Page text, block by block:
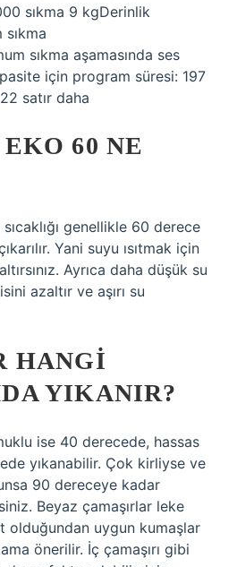
sıkma 9 kgDerinlik
sıkma aşamasında ses
için program süresi: 197
satır daha
60 NE
genellikle 60 derece
Yani suyu ısıtmak için
Ayrıca daha düşük su
azaltır ve aşırı su
HANGI
YIKANIR?
ise 40 derecede, hassas
yıkanabilir. Çok kirliyse ve
90 dereceye kadar
Beyaz çamaşırlar leke
olduğundan uygun kumaşlar
önerilir. İç çamaşırı gibi